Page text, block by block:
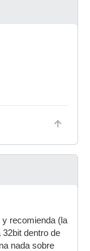
y recomienda (la
dentro de
nada sobre